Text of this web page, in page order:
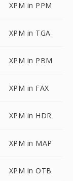
XPM in PPM
XPM in TGA
XPM in PBM
XPM in FAX
XPM in HDR
XPM in MAP
XPM in OTB